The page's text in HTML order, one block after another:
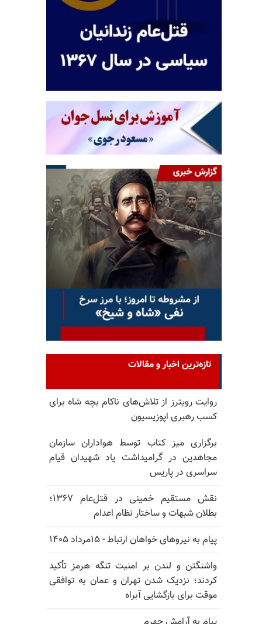
تازه‌ترین اخبار و مقالات
روایت رویترز از تلاش‌های ناکام بچه شاه برای
کسب رهبری اپوزیسیون
برگزاری میز کتاب توسط هواداران سازمان
مجاهدین در گرامیداشت یاد شهیدان قیام
سراسری در پاریس
نقش مستقیم خمینی در قتل‌عام ۱۳۶۷؛
بطلان شبهات و ساختار نظام اعدام
پیام به نیروهای خواهان ارتباط - ۱۵مرداد ۱۴۰۵
واشنگتن و لندن بر امنیت تنگه هرمز تأکید
کردند؛ نزدیک شدن تهران و عمان به توافقی
موقت برای بازگشایی آبراه